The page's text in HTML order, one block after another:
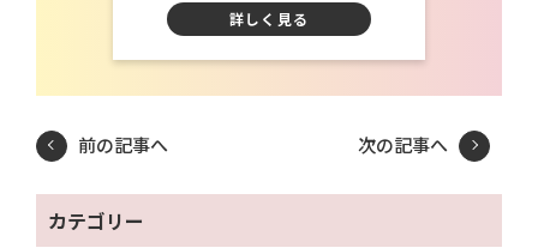
詳しく見る
前の記事へ 次の記事へ
カテゴリー